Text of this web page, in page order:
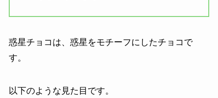
惑星チョコは、惑星をモチーフにしたチョコで
す。
以下のような見た目です。